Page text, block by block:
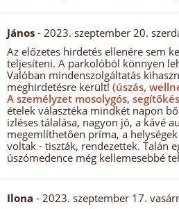
János - 2023. szeptember 20.
Az előzetes hirdetés ellenére sem
teljesíteni. A parkolóból könnyen
Valóban mindenszolgáltatás
meghirdetésre került! (úszás,
A személyzet mosolygós,
ételek választéka mindkét napon
izléses tálalása, nagyon jó, a kávé
megemlíthetően príma, a
voltak - tiszták, rendezettek. Talán
úszómedence még kellemesebbé
Ilona - 2023. szeptember 17.